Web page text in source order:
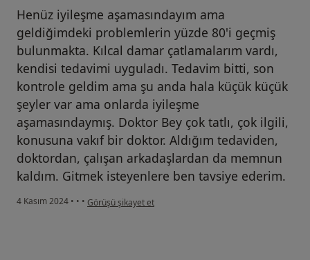
Henüz iyileşme aşamasındayım ama
geldiğimdeki problemlerin yüzde 80'i geçmiş
bulunmakta. Kılcal damar çatlamalarım vardı,
kendisi tedavimi uyguladı. Tedavim bitti, son
kontrole geldim ama şu anda hala küçük küçük
şeyler var ama onlarda iyileşme
aşamasındaymış. Doktor Bey çok tatlı, çok ilgili,
konusuna vakıf bir doktor. Aldığım tedaviden,
doktordan, çalışan arkadaşlardan da memnun
kaldım. Gitmek isteyenlere ben tavsiye ederim.
4 Kasım 2024 • • • kullanıcının görüşüne göre y.....
Görüşü şikayet et